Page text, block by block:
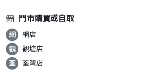
門市購買或自取
網 網店
觀
觀塘店
荃
荃灣店